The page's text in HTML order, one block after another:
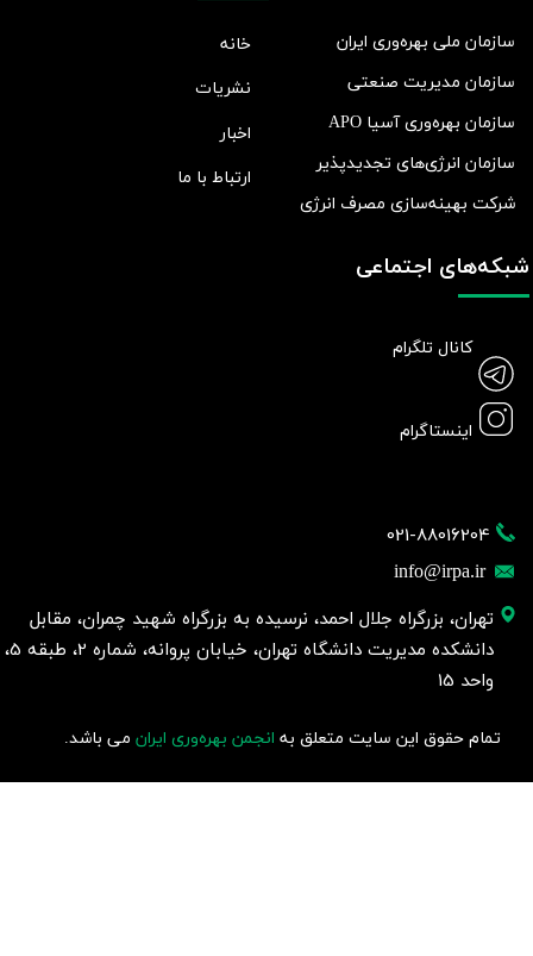
021-88016204
info@irpa.ir
تهران، بزرگراه جلال احمد، نرسیده به بزرگراه شهید چمران، مقابل
دانشکده مدیریت دانشگاه تهران، خیابان پروانه، شماره 2، طبقه 5،
واحد 15
خانه
نشریات
اخبار
ارتباط با ما
سازمان ملی بهره‌وری ایران
سازمان مدیریت صنعتی
سازمان بهره‌وری آسیا APO
سازمان انرژی‌های تجدیدپذیر
شرکت بهينه‌سازی مصرف انرژی
شبکه‌های اجتماعی
کانال تلگرام
اینستاگرام
تمام حقوق این سایت متعلق به انجمن بهره‌وری ایران می باشد.